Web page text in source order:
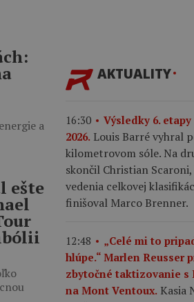
a
ešte
AKTUALITY
16:30
Výsledky 6.
2026. Louis Barré vyhral
kilometrovom sóle. Na
skončil Christian
vedenia celkovej
finišoval Marco Brenner.
12:48
„Celé mi to
hlúpe.“ Marlen Reusser
zbytočné taktizovanie s
na Mont Ventoux. Kasia